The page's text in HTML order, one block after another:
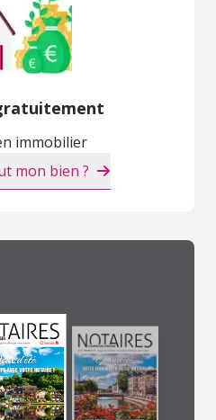
immobilier
mon bien ?